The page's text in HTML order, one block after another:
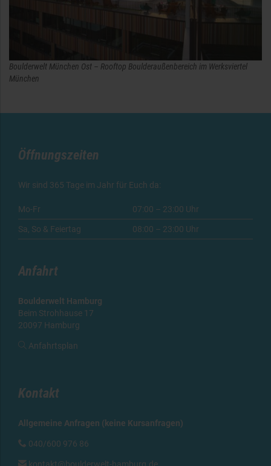
Boulderwelt München Ost – Rooftop Boulderaußenbereich im Werksviertel
München
Öffnungszeiten
Wir sind 365 Tage im Jahr für Euch da:
Mo-Fr 07:00 – 23:00 Uhr
Sa, So & Feiertag 08:00 – 23:00 Uhr
Anfahrt
Boulderwelt Hamburg
Beim Strohhause 17
20097 Hamburg
 Anfahrtsplan
Kontakt
Allgemeine Anfragen (keine Kursanfragen)
 040/600 976 86
